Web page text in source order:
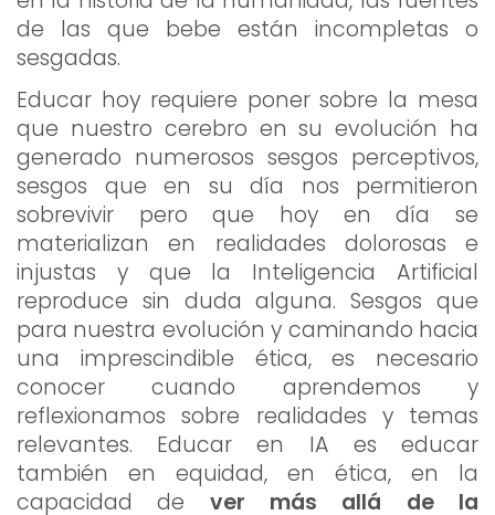
de las que bebe están incompletas o
sesgadas.
Educar hoy requiere poner sobre la mesa
que nuestro cerebro en su evolución ha
generado numerosos sesgos perceptivos,
sesgos que en su día nos permitieron
sobrevivir pero que hoy en día se
materializan en realidades dolorosas e
injustas y que la Inteligencia Artificial
reproduce sin duda alguna. Sesgos que
para nuestra evolución y caminando hacia
una imprescindible ética, es necesario
conocer cuando aprendemos y
reflexionamos sobre realidades y temas
relevantes. Educar en IA es educar
también en equidad, en ética, en la
capacidad de ver más allá de la